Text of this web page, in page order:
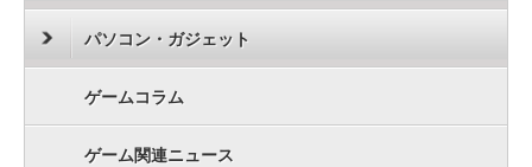
パソコン・ガジェット
ゲームコラム
ゲーム関連ニュース